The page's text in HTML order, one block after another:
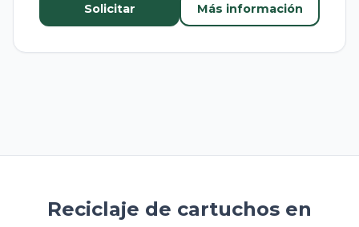
Solicitar Más información
Reciclaje de cartuchos en